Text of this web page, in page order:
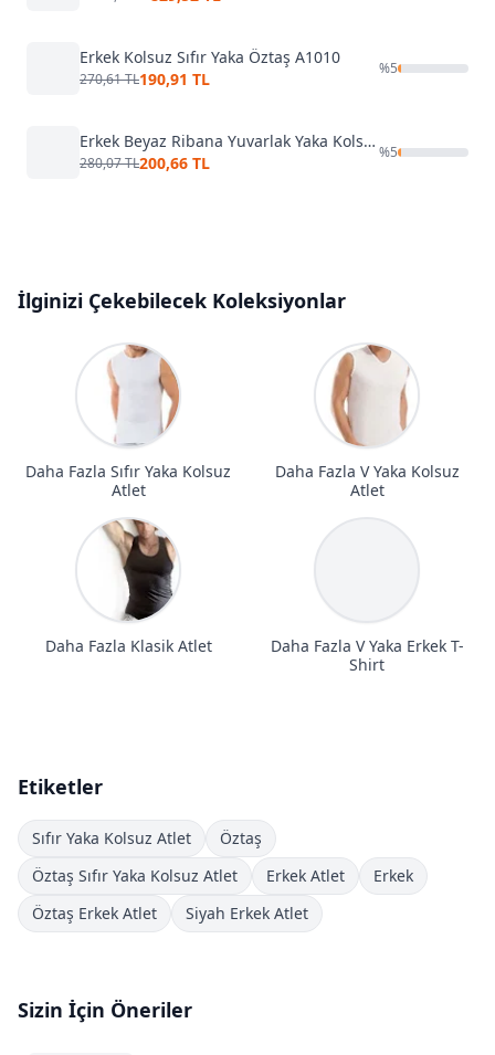
Erkek Kolsuz Sıfır Yaka Öztaş A1010
270,61 TL190,91 TL
%5
Erkek Beyaz Ribana Yuvarlak Yaka Kolsuz Atlet Arma Yıldız 1110
280,07 TL200,66 TL
%5
İlginizi Çekebilecek Koleksiyonlar
Daha Fazla Sıfır Yaka Kolsuz
Atlet
Daha Fazla V Yaka Kolsuz
Atlet
Daha Fazla Klasik Atlet
Daha Fazla V Yaka Erkek T-
Shirt
Etiketler
Sıfır Yaka Kolsuz Atlet
Öztaş
Öztaş Sıfır Yaka Kolsuz Atlet
Erkek Atlet
Erkek
Öztaş Erkek Atlet
Siyah Erkek Atlet
Sizin İçin Öneriler